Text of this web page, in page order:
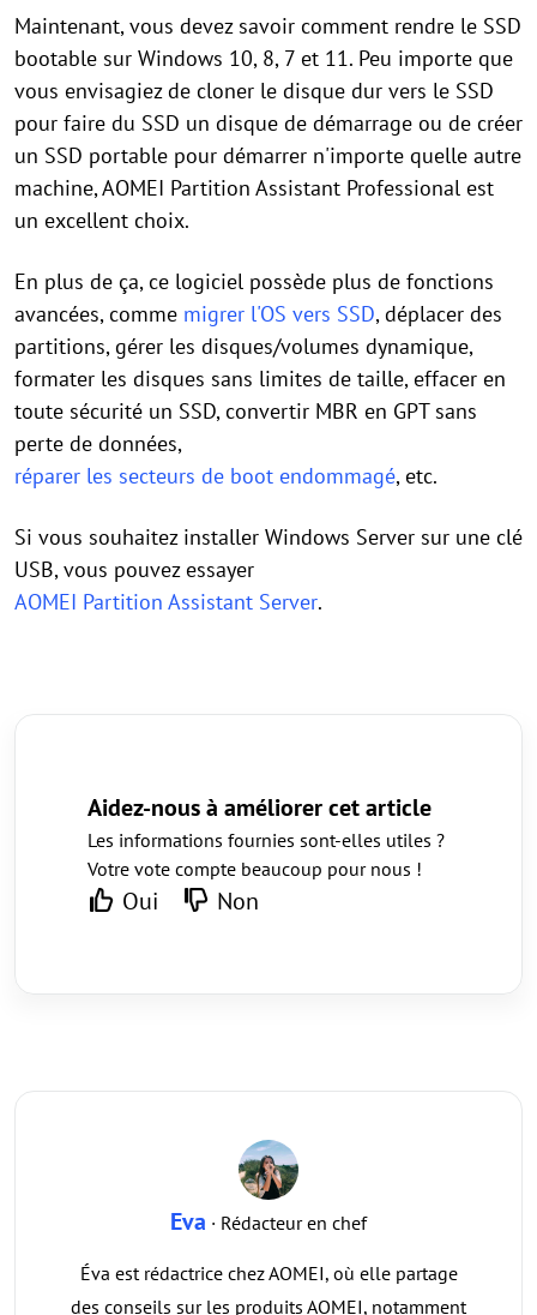
Maintenant, vous devez savoir comment rendre le SSD
bootable sur Windows 10, 8, 7 et 11. Peu importe que
vous envisagiez de cloner le disque dur vers le SSD
pour faire du SSD un disque de démarrage ou de créer
un SSD portable pour démarrer n'importe quelle autre
machine, AOMEI Partition Assistant Professional est
un excellent choix.
En plus de ça, ce logiciel possède plus de fonctions
avancées, comme migrer l'OS vers SSD, déplacer des
partitions, gérer les disques/volumes dynamique,
formater les disques sans limites de taille, effacer en
toute sécurité un SSD, convertir MBR en GPT sans
perte de données,
réparer les secteurs de boot endommagé, etc.
Si vous souhaitez installer Windows Server sur une clé
USB, vous pouvez essayer
AOMEI Partition Assistant Server.
Aidez-nous à améliorer cet article
Les informations fournies sont-elles utiles ?
Votre vote compte beaucoup pour nous !
Oui Non
Eva · Rédacteur en chef
Éva est rédactrice chez AOMEI, où elle partage
des conseils sur les produits AOMEI, notamment